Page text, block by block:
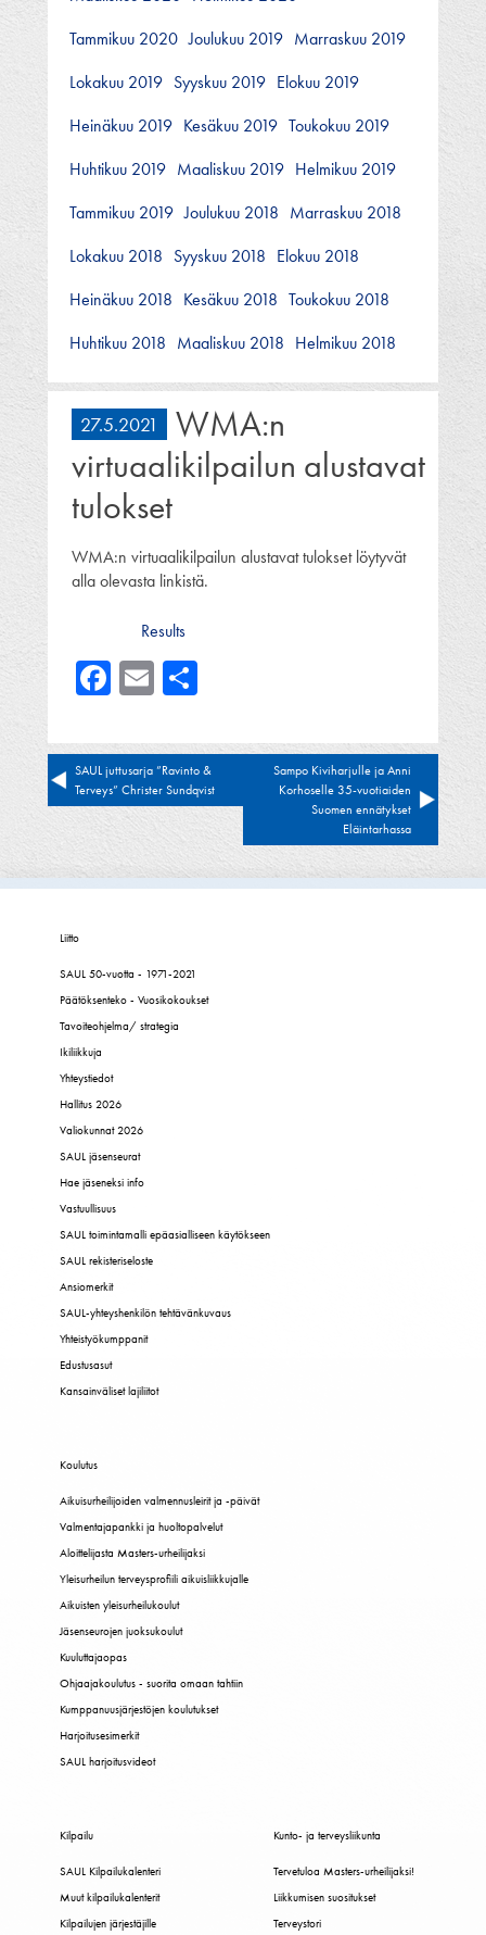
Tammikuu 2020 Joulukuu 2019 Marraskuu 2019
Lokakuu 2019 Syyskuu 2019 Elokuu 2019
Heinäkuu 2019 Kesäkuu 2019 Toukokuu 2019
Huhtikuu 2019 Maaliskuu 2019 Helmikuu 2019
Tammikuu 2019 Joulukuu 2018 Marraskuu 2018
Lokakuu 2018 Syyskuu 2018 Elokuu 2018
Heinäkuu 2018 Kesäkuu 2018 Toukokuu 2018
Huhtikuu 2018 Maaliskuu 2018 Helmikuu 2018
27.5.2021
WMA:n
virtuaalikilpailun alustavat
tulokset
WMA:n virtuaalikilpailun alustavat tulokset löytyvät
alla olevasta linkistä.
Results
Facebook
Email
Artikkelien
selaus
SAUL juttusarja ”Ravinto &
Terveys” Christer Sundqvist
Sampo Kiviharjulle ja Anni
Korhoselle 35-vuotiaiden
Suomen ennätykset
Eläintarhassa
Liitto
SAUL 50-vuotta - 1971-2021
Päätöksenteko - Vuosikokoukset
Tavoiteohjelma/ strategia
Ikiliikkuja
Yhteystiedot
Hallitus 2026
Valiokunnat 2026
SAUL jäsenseurat
Hae jäseneksi info
Vastuullisuus
SAUL toimintamalli epäasialliseen käytökseen
SAUL rekisteriseloste
Ansiomerkit
SAUL-yhteyshenkilön tehtävänkuvaus
Yhteistyökumppanit
Edustusasut
Kansainväliset lajiliitot
Koulutus
Aikuisurheilijoiden valmennusleirit ja -päivät
Valmentajapankki ja huoltopalvelut
Aloittelijasta Masters-urheilijaksi
Yleisurheilun terveysprofiili aikuisliikkujalle
Aikuisten yleisurheilukoulut
Jäsenseurojen juoksukoulut
Kuuluttajaopas
Ohjaajakoulutus - suorita omaan tahtiin
Kumppanuusjärjestöjen koulutukset
Harjoitusesimerkit
SAUL harjoitusvideot
Kilpailu
SAUL Kilpailukalenteri
Muut kilpailukalenterit
Kilpailujen järjestäjille
Kunto- ja terveysliikunta
Tervetuloa Masters-urheilijaksi!
Liikkumisen suositukset
Terveystori